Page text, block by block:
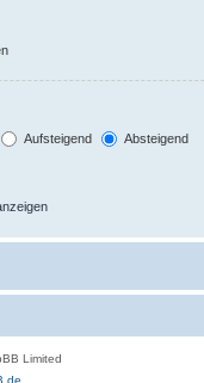
Aufsteigend Absteigend
Limited